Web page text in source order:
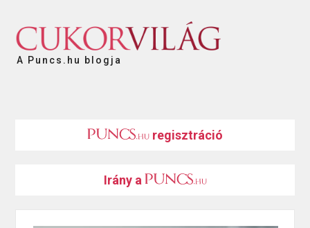
A Puncs.hu blogja
regisztráció
Irány a